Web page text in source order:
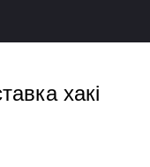
хакі